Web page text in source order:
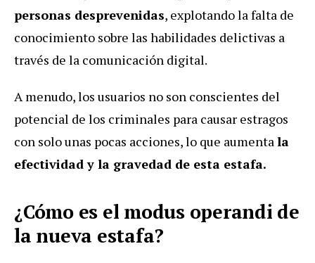
personas desprevenidas, explotando la falta de
conocimiento sobre las habilidades delictivas a
través de la comunicación digital.
A menudo, los usuarios no son conscientes del
potencial de los criminales para causar estragos
con solo unas pocas acciones, lo que aumentala
efectividad y la gravedad de esta estafa.
¿Cómo es el modus operandi de
la nueva estafa?